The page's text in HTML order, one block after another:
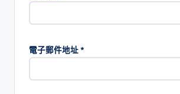
電子郵件地址*